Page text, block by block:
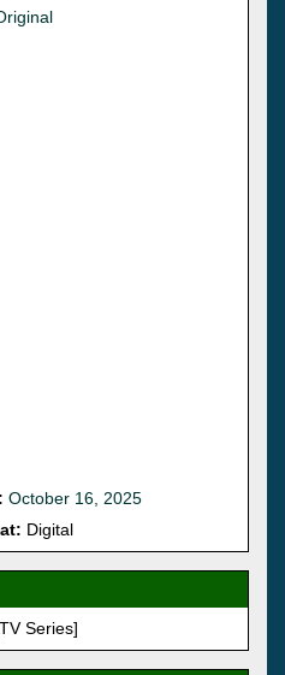
October 16, 2025
Digital
Series]